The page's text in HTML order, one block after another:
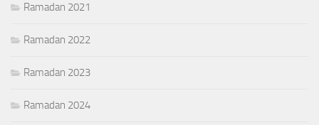
Ramadan 2021
Ramadan 2022
Ramadan 2023
Ramadan 2024